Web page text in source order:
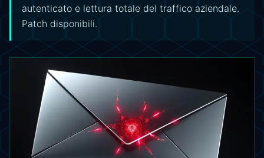
autenticato e lettura totale del traffico aziendale.
Patch disponibili.